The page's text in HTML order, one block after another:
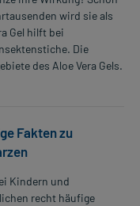
wird sie als
Gel hilft bei
Die
des Aloe Vera Gels.
Fakten zu
Kindern und
recht häufige